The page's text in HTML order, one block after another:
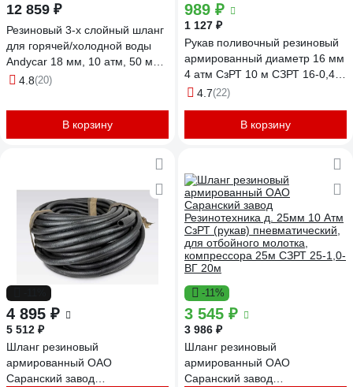
12 859 ₽
Резиновый 3-х слойный шланг
для горячей/холодной воды
Andycar 18 мм, 10 атм, 50 м
H194.8(20)
В корзину
989 ₽
1 127 ₽
Рукав поливочный резиновый
армированный диаметр 16 мм
4 атм СзРТ 10 м СЗРТ 16-0,4-В
10м4.7(22)
В корзину
4 895 ₽
5 512 ₽
Шланг резиновый
армированный ОАО
Саранский завод
-11%
3 545 ₽
3 986 ₽
Шланг резиновый
армированный ОАО
Саранский завод